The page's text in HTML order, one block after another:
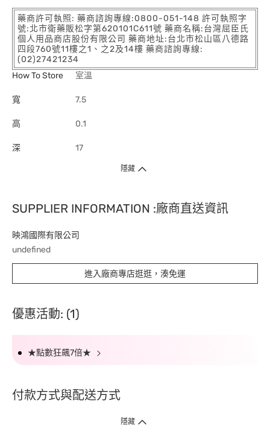
藥商許可執照: 藥商諮詢專線:0800-051-148 許可執照字
號:北市衛藥販松字第620101C611號 藥商名稱:台灣屈臣氏
個人用品商店股份有限公司 藥商地址:台北市松山區八德路
四段760號11樓之1、之2及14樓 藥商諮詢專線:
(02)27421234
How To Store
室溫
寬 7.5
高 0.1
深 17
隱藏
SUPPLIER INFORMATION :廠商直送資訊
映鴻國際有限公司
undefined
進入廠商專店逛逛，湊免運
優惠活動: (1)
★點數狂飆7倍★
付款方式與配送方式
隱藏